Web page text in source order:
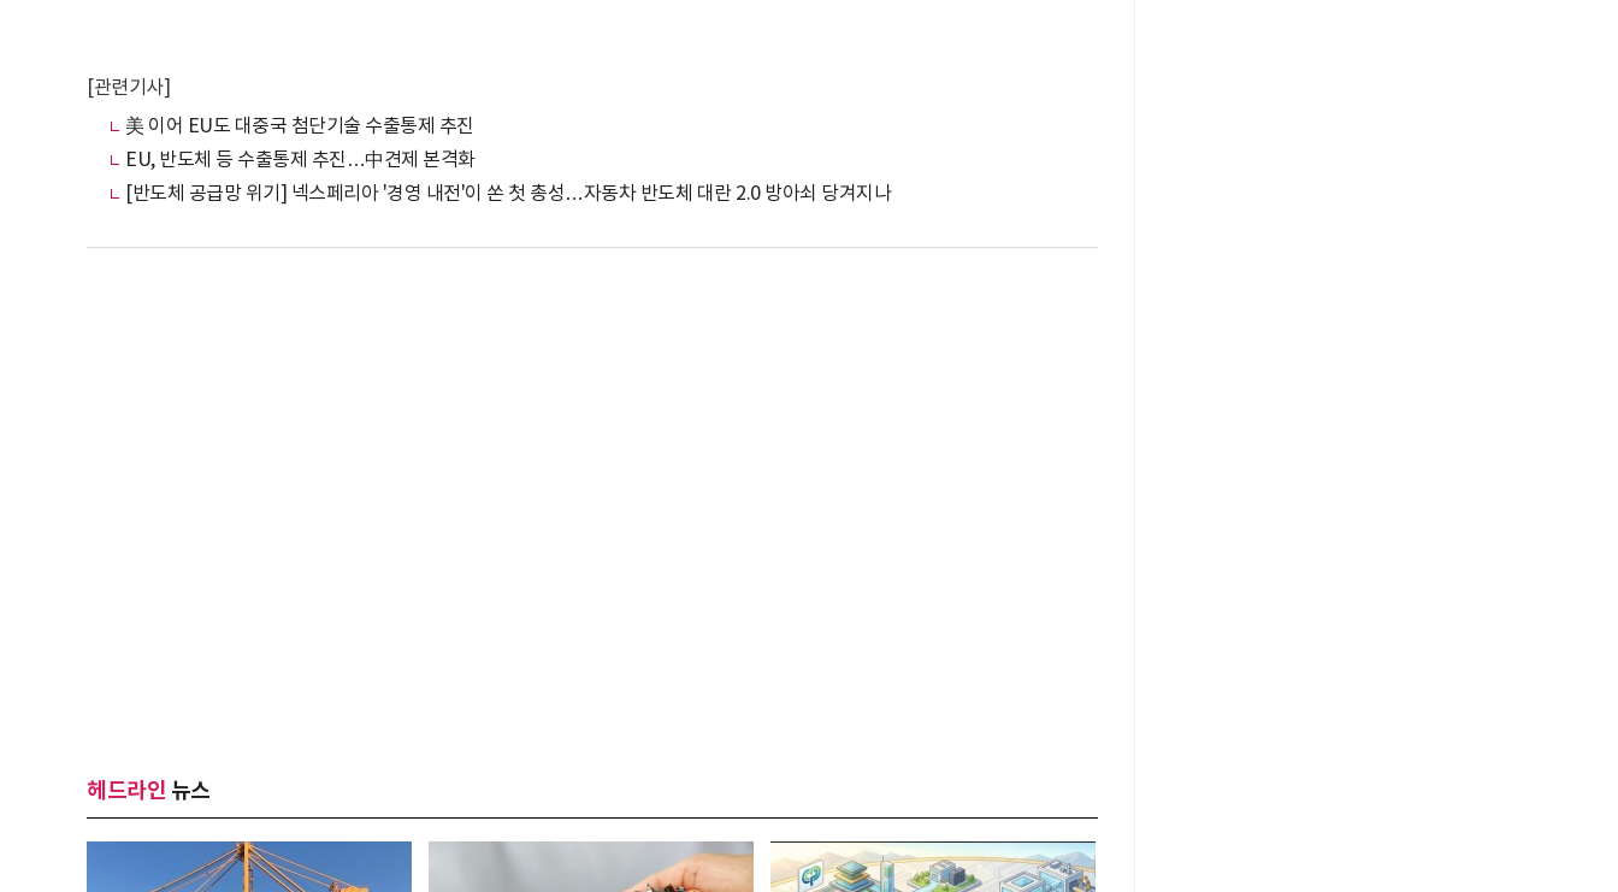
[관련기사]
美 이어 EU도 대중국 첨단기술 수출통제 추진
EU, 반도체 등 수출통제 추진…中견제 본격화
[반도체 공급망 위기] 넥스페리아 '경영 내전'이 쏜 첫 총성…자동차 반도체 대란 2.0 방아쇠 당겨지나
헤드라인 뉴스